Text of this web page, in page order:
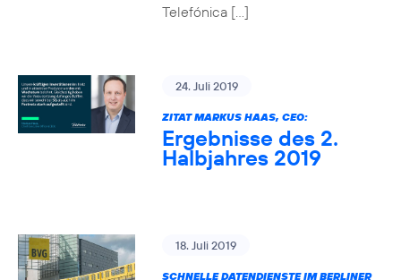
Telefónica […]
24. Juli 2019
ZITAT MARKUS HAAS, CEO:
Ergebnisse des 2.
Halbjahres 2019
18. Juli 2019
SCHNELLE DATENDIENSTE IM BERLINER